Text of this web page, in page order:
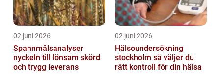
02 juni 2026
Spannmålsanalyser
nyckeln till lönsam skörd
och trygg leverans
02 juni 2026
Hälsoundersökning
stockholm så väljer du
rätt kontroll för din hälsa